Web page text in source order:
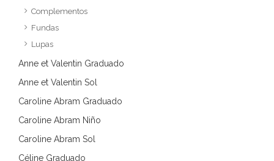
Complementos
Fundas
Lupas
Anne et Valentin Graduado
Anne et Valentin Sol
Caroline Abram Graduado
Caroline Abram Niño
Caroline Abram Sol
Céline Graduado